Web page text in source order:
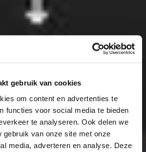
gebruik van cookies
om content en advertenties te
functies voor social media te bieden
te analyseren. Ook delen we
gebruik van onze site met onze
media, adverteren en analyse. Deze